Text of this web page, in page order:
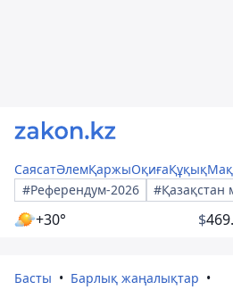
СаясатӘлемҚаржыОқиғаҚұқық
#Референдум-2026
+30° $
Басты
Барлық жаңалықтар